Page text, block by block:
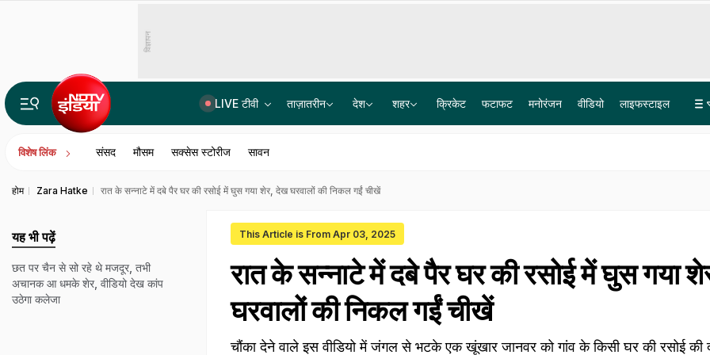
विज्ञापन
LIVE टीवी ताज़ातरीन देश शहर क्रिकेट फटाफट मनोरंजन वीडियो लाइफस्टाइल
विशेष लिंक संसद मौसम सक्सेस स्टोरीज सावन
होम Zara Hatke रात के सन्नाटे में दबे पैर घर की रसोई में घुस गया शेर, देख घरवालों की निकल गईं चीखें
This Article is From Apr 03, 2025
रात के सन्नाटे में दबे पैर घर की रसोई में घुस गया
घरवालों की निकल गईं चीखें
चौंका देने वाले इस वीडियो में जंगल से भटके एक खूंखार जानवर को गांव के किसी घर की रसोई की
यह भी पढ़ें
छत पर चैन से सो रहे थे मजदूर, तभी
अचानक आ धमके शेर, वीडियो देख कांप
उठेगा कलेजा